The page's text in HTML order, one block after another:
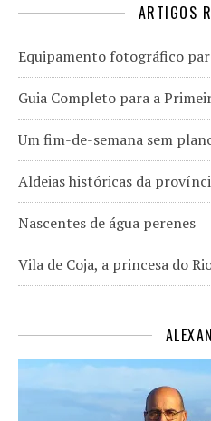
ARTIGOS
Equipamento fotográfico
Guia Completo para a
Um fim-de-semana sem
Aldeias históricas da
Nascentes de água perenes
Vila de Coja, a princesa do